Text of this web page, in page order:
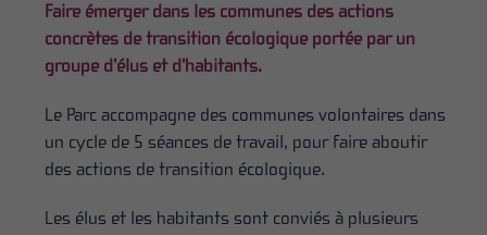
Faire émerger dans les communes des actions
concrètes de transition écologique portée par un
groupe d’élus et d’habitants.
Le Parc accompagne des communes volontaires dans
un cycle de 5 séances de travail, pour faire aboutir
des actions de transition écologique.
Les élus et les habitants sont conviés à plusieurs